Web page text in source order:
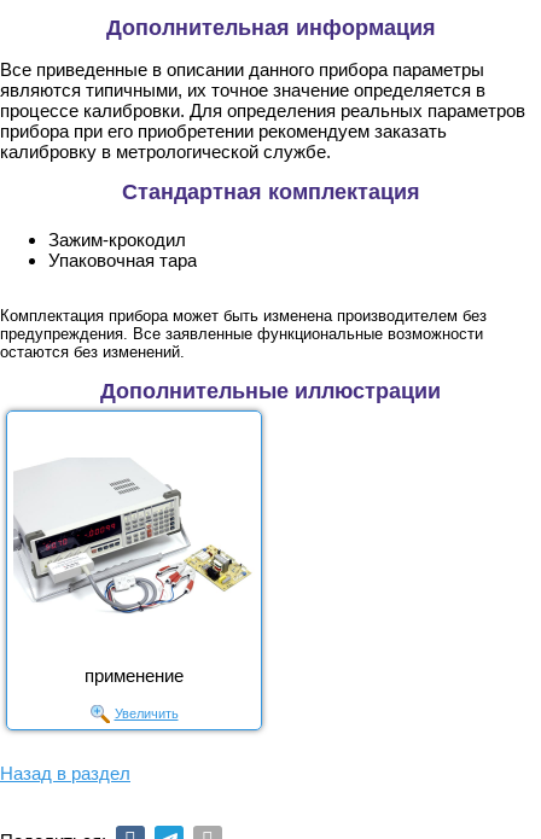
Дополнительная информация
Все приведенные в описании данного прибора параметры
являются типичными, их точное значение определяется в
процессе калибровки. Для определения реальных параметров
прибора при его приобретении рекомендуем заказать
калибровку в метрологической службе.
Стандартная комплектация
Зажим-крокодил
Упаковочная тара
Комплектация прибора может быть изменена производителем без
предупреждения. Все заявленные функциональные возможности
остаются без изменений.
Дополнительные иллюстрации
применение
Увеличить
Назад в раздел